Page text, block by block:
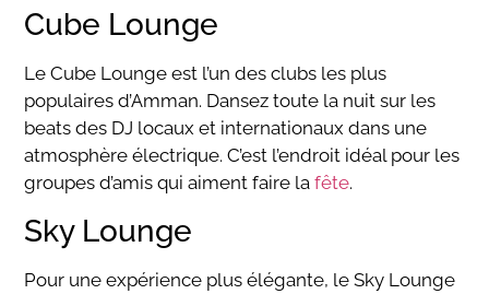
Cube Lounge
Le Cube Lounge est l’un des clubs les plus
populaires d’Amman. Dansez toute la nuit sur les
beats des DJ locaux et internationaux dans une
atmosphère électrique. C’est l’endroit idéal pour les
groupes d’amis qui aiment faire lafête.
Sky Lounge
Pour une expérience plus élégante, le Sky Lounge